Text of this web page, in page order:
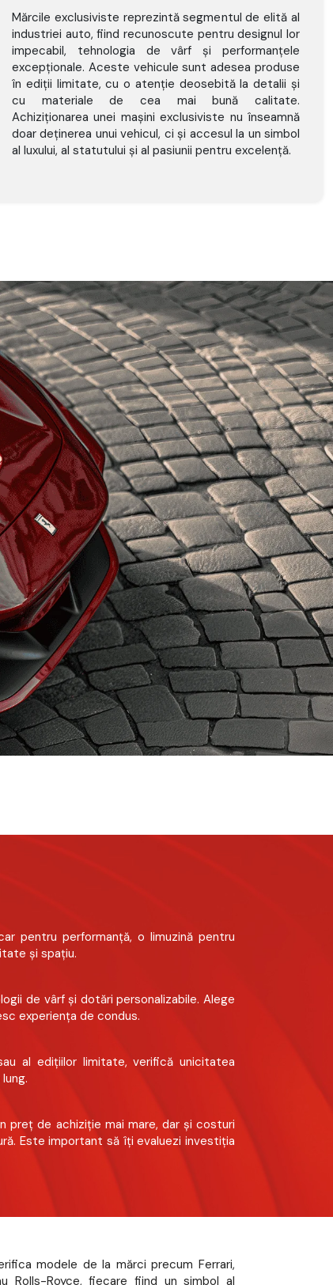
Mărcile exclusiviste reprezintă segmentul de elită al
industriei auto, fiind recunoscute pentru designul lor
impecabil, tehnologia de vârf și performanțele
excepționale. Aceste vehicule sunt adesea produse
în ediții limitate, cu o atenție deosebită la detalii și
cu materiale de cea mai bună calitate.
Achiziționarea unei mașini exclusiviste nu înseamnă
doar deținerea unui vehicul, ci și accesul la un simbol
al luxului, al statutului și al pasiunii pentru excelență.
pentru performanță, o limuzină pentru
și spațiu.
de vârf și dotări personalizabile. Alege
experiența de condus.
al edițiilor limitate, verifică unicitatea
preț de achiziție mai mare, dar și costuri
Este important să îți evaluezi investiția
modele de la mărci precum Ferrari,
Rolls-Royce, fiecare fiind un simbol al